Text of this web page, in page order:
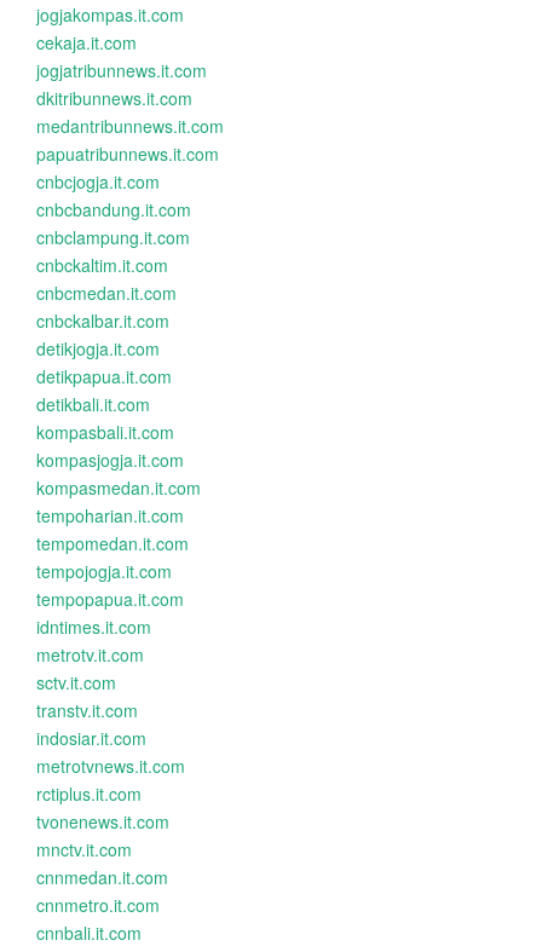
jogjakompas.it.com
cekaja.it.com
jogjatribunnews.it.com
dkitribunnews.it.com
medantribunnews.it.com
papuatribunnews.it.com
cnbcjogja.it.com
cnbcbandung.it.com
cnbclampung.it.com
cnbckaltim.it.com
cnbcmedan.it.com
cnbckalbar.it.com
detikjogja.it.com
detikpapua.it.com
detikbali.it.com
kompasbali.it.com
kompasjogja.it.com
kompasmedan.it.com
tempoharian.it.com
tempomedan.it.com
tempojogja.it.com
tempopapua.it.com
idntimes.it.com
metrotv.it.com
sctv.it.com
transtv.it.com
indosiar.it.com
metrotvnews.it.com
rctiplus.it.com
tvonenews.it.com
mnctv.it.com
cnnmedan.it.com
cnnmetro.it.com
cnnbali.it.com